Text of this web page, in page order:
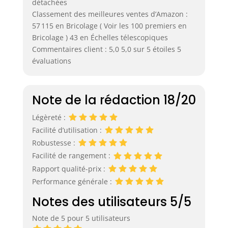
détachées
Classement des meilleures ventes d’Amazon :
57 115 en Bricolage ( Voir les 100 premiers en
Bricolage ) 43 en Échelles télescopiques
Commentaires client : 5,0 5,0 sur 5 étoiles 5
évaluations
Note de la rédaction 18/20
Légèreté :
Facilité d’utilisation :
Robustesse :
Facilité de rangement :
Rapport qualité-prix :
Performance générale :
Notes des utilisateurs 5/5
Note de 5 pour 5 utilisateurs